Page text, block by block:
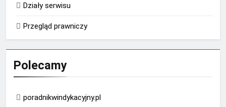
Działy serwisu
Przegląd prawniczy
Polecamy
poradnikwindykacyjny.pl